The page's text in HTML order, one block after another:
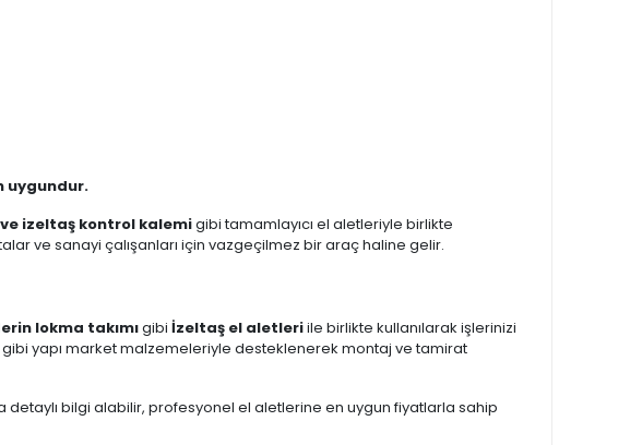
uygundur.
izeltaş kontrol kalemigibi tamamlayıcı el aletleriyle birlikte
ve sanayi çalışanları için vazgeçilmez bir araç haline gelir.
lokma takımıgibi İzeltaş el aletleriile birlikte kullanılarak işlerinizi
gibi yapı market malzemeleriyle desteklenerek montaj ve tamirat
detaylı bilgi alabilir, profesyonel el aletlerine en uygun fiyatlarla sahip